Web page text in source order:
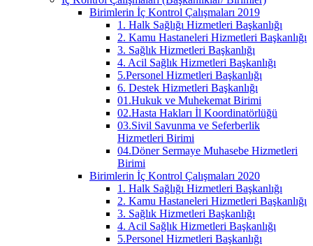
Birimlerin İç Kontrol Çalışmaları 2019
1. Halk Sağlığı Hizmetleri Başkanlığı
2. Kamu Hastaneleri Hizmetleri Başkanlığı
3. Sağlık Hizmetleri Başkanlığı
4. Acil Sağlık Hizmetleri Başkanlığı
5.Personel Hizmetleri Başkanlığı
6. Destek Hizmetleri Başkanlığı
01.Hukuk ve Muhekemat Birimi
02.Hasta Hakları İl Koordinatörlüğü
03.Sivil Savunma ve Seferberlik
Hizmetleri Birimi
04.Döner Sermaye Muhasebe Hizmetleri
Birimi
Birimlerin İç Kontrol Çalışmaları 2020
1. Halk Sağlığı Hizmetleri Başkanlığı
2. Kamu Hastaneleri Hizmetleri Başkanlığı
3. Sağlık Hizmetleri Başkanlığı
4. Acil Sağlık Hizmetleri Başkanlığı
5.Personel Hizmetleri Başkanlığı